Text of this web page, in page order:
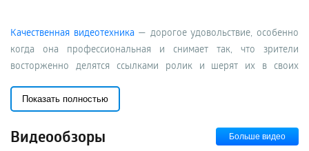
Качественная видеотехника— дорогое удовольствие, особенно
когда она профессиональная и снимает так, что зрители
восторженно делятся ссылками ролик и шерят их в своих
становится мало земли и неба, и именно в такой момент он
приходит в ULTRA TRADE за аквабоксом. Если вы пока с этим
аксессуаром значит эта статья для вас. В ней мы делимся
информацией о том, что же это такое, для каких съемок подходит,
Показать полностью
Видеообзоры Больше видео